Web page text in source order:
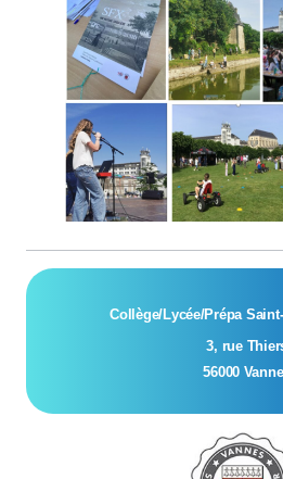
Collège/Lycée/Prépa
3, rue
56000